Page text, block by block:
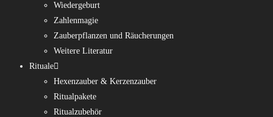
Wiedergeburt
Zahlenmagie
Zauberpflanzen und Räucherungen
Weitere Literatur
Rituale
Hexenzauber & Kerzenzauber
Ritualpakete
Ritualzubehör